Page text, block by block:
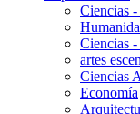
Ciencias
Ciencias
artes
Ciencias
Economía